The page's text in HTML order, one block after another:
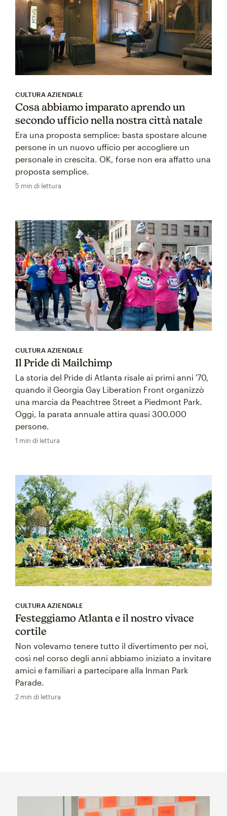
CULTURA AZIENDALE
Cosa abbiamo imparato aprendo un
secondo ufficio nella nostra città natale
Era una proposta semplice: basta spostare alcune
persone in un nuovo ufficio per accogliere un
personale in crescita. OK, forse non era affatto una
proposta semplice.
5 min di lettura
CULTURA AZIENDALE
Il Pride di Mailchimp
La storia del Pride di Atlanta risale ai primi anni '70,
quando il Georgia Gay Liberation Front organizzò
una marcia da Peachtree Street a Piedmont Park.
Oggi, la parata annuale attira quasi 300.000
persone.
1 min di lettura
CULTURA AZIENDALE
Festeggiamo Atlanta e il nostro vivace
cortile
Non volevamo tenere tutto il divertimento per noi,
così nel corso degli anni abbiamo iniziato a invitare
amici e familiari a partecipare alla Inman Park
Parade.
2 min di lettura